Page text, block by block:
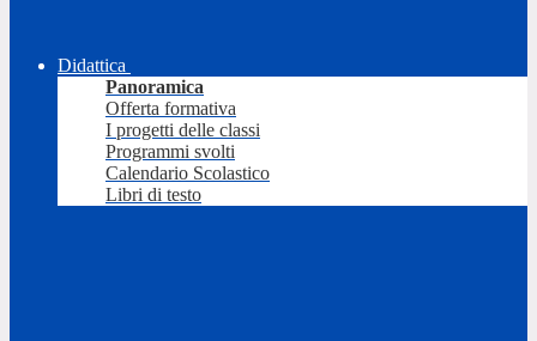
Didattica
Panoramica
Offerta formativa
I progetti delle classi
Programmi svolti
Calendario Scolastico
Libri di testo